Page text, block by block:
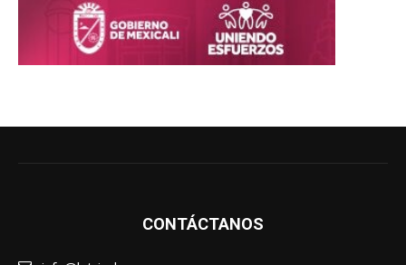
CONTÁCTANOS